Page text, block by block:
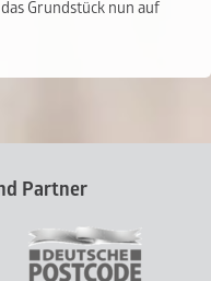
Grundstück nun auf
Partner